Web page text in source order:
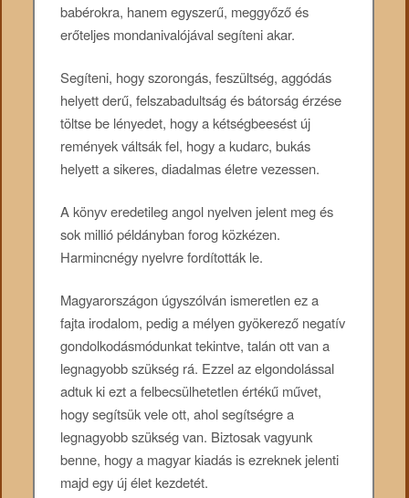
babérokra, hanem egyszerű, meggyőző és
erőteljes mondanivalójával segíteni akar.
Segíteni, hogy szorongás, feszültség, aggódás
helyett derű, felszabadultság és bátorság érzése
töltse be lényedet, hogy a kétségbeesést új
remények váltsák fel, hogy a kudarc, bukás
helyett a sikeres, diadalmas életre vezessen.
A könyv eredetileg angol nyelven jelent meg és
sok millió példányban forog közkézen.
Harmincnégy nyelvre fordították le.
Magyarországon úgyszólván ismeretlen ez a
fajta irodalom, pedig a mélyen gyökerező negatív
gondolkodásmódunkat tekintve, talán ott van a
legnagyobb szükség rá. Ezzel az elgondolással
adtuk ki ezt a felbecsülhetetlen értékű művet,
hogy segítsük vele ott, ahol segítségre a
legnagyobb szükség van. Biztosak vagyunk
benne, hogy a magyar kiadás is ezreknek jelenti
majd egy új élet kezdetét.